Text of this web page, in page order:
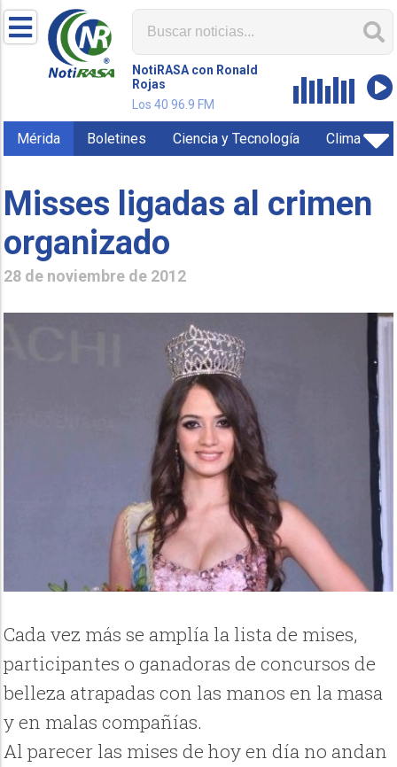
NotiRASA con Ronald
Rojas
Los 40 96.9 FM
Mérida Boletines Ciencia y Tecnología Clima
Misses ligadas al crimen
organizado
28 de noviembre de 2012
Cada vez más se amplía la lista de mises,
participantes o ganadoras de concursos de
belleza atrapadas con las manos en la masa
y en malas compañías.
Al parecer las mises de hoy en día no andan